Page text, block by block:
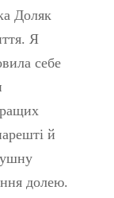
Доляк
Я
себе
й
долею.